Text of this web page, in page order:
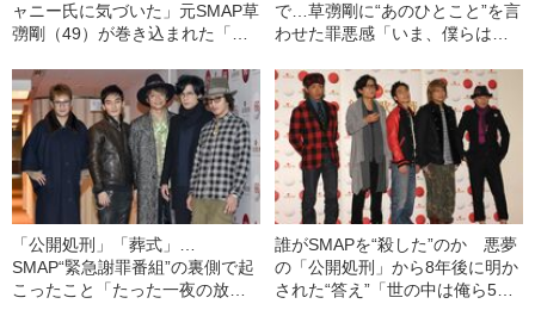
ャニー氏に気づいた」元SMAP草
彅剛（49）が巻き込まれた「ジ
因縁”
で…草彅剛に“あのひとこと”を言
わせた罪悪感「いま、僕らはこ
「公開処刑」「葬式」…
SMAP“緊急謝罪番組”の裏側で起
こったこと「たった一夜の放送
誰がSMAPを“殺した”のか 悪夢
の「公開処刑」から8年後に明か
された“答え”「世の中は俺ら5人